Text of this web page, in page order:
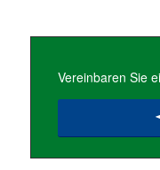
Vereinbaren Sie